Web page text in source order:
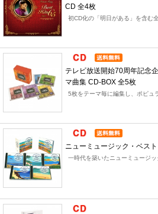
CD 全4枚
初CD化の「明日がある」を含む
テレビ放送開始70周年記念
マ曲集 CD-BOX 全5枚
5枚をテーマ毎に編集し、ポピュ
ニューミュージック・ベス
一時代を築いたニューミュージッ